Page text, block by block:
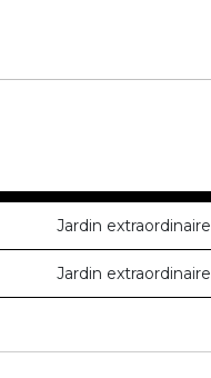
Jardin extraordinaire
Jardin extraordinaire